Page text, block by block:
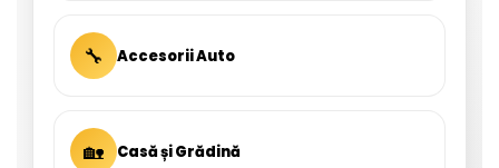
🔧 Accesorii Auto
🏡 Casă și Grădină